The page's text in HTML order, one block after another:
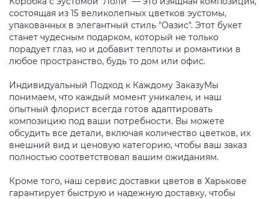
состоящая из 15 великолепных цветков эустомы,
упакованных в элегантный стиль "Оазис". Этот букет
станет чудесным подарком, который не только
порадует глаз, но и добавит теплоты и романтики в
любое пространство, будь то дом или офис.
Индивидуальный Подход к Каждому ЗаказуМы
понимаем, что каждый момент уникален, и наш
опытный флорист всегда готов адаптировать
композицию под ваши потребности. Вы можете
обсудить все детали, включая количество цветков, их
внешний вид и ценовую категорию, чтобы ваш заказ
полностью соответствовал вашим ожиданиям.
Кроме того, наш сервис доставки цветов в Харькове
гарантирует быструю и надежную доставку, чтобы